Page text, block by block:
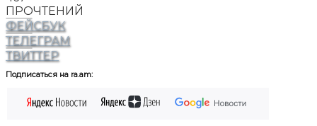
ПРОЧТЕНИЙ
ФЕЙСБУК
ТЕЛЕГРАМ
ТВИТТЕР
Подписаться на ra.am: